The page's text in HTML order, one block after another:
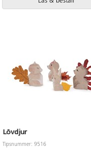
Lövdjur
Tipsnummer: 9516